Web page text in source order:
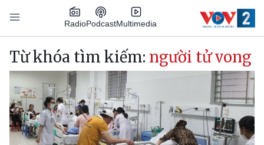
Nhảy đến nội dung
RadioPodcastMultimedia
Main navigation
Từ khóa tìm kiếm: người tử vong